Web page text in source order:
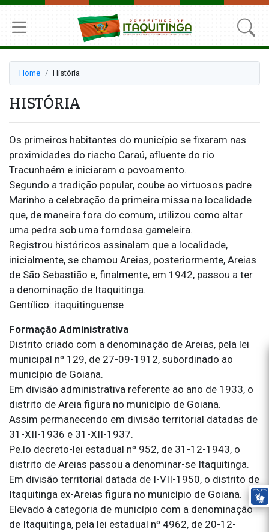
Home História
HISTÓRIA
Os primeiros habitantes do município se fixaram nas
proximidades do riacho Caraú, afluente do rio
Tracunhaém e iniciaram o povoamento.
Segundo a tradição popular, coube ao virtuosos padre
Marinho a celebração da primeira missa na localidade
que, de maneira fora do comum, utilizou como altar
uma pedra sob uma forndosa gameleira.
Registrou históricos assinalam que a localidade,
inicialmente, se chamou Areias, posteriormente, Areias
de São Sebastião e, finalmente, em 1942, passou a ter
a denominação de Itaquitinga.
Gentílico: itaquitinguense
Formação Administrativa
Distrito criado com a denominação de Areias, pela lei
municipal nº 129, de 27-09-1912, subordinado ao
município de Goiana.
Em divisão administrativa referente ao ano de 1933, o
distrito de Areia figura no município de Goiana.
Assim permanecendo em divisão territorial datadas de
31-XII-1936 e 31-XII-1937.
Pe.lo decreto-lei estadual nº 952, de 31-12-1943, o
distrito de Areias passou a denominar-se Itaquitinga.
Em divisão territorial datada de I-VII-1950, o distrito de
Itaquitinga ex-Areias figura no município de Goiana.
Elevado à categoria de município com a denominação
de Itaquitinga, pela lei estadual nº 4962, de 20-12-